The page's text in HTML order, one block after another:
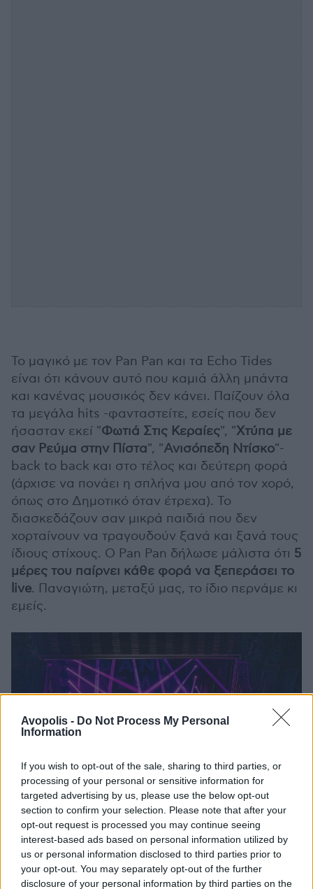
Avopolis - Do Not Process My Personal
Information
If you wish to opt-out of the sale, sharing to third parties, or
processing of your personal or sensitive information for
targeted advertising by us, please use the below opt-out
section to confirm your selection. Please note that after your
opt-out request is processed you may continue seeing
interest-based ads based on personal information utilized by
us or personal information disclosed to third parties prior to
your opt-out. You may separately opt-out of the further
disclosure of your personal information by third parties on the
Το μαγικό με τον Pan Pan και τα Echo Tides
είναι ότι κάνουν αυτό που καμιά άλλη μπάντα
και κανένας μουσικός δεν κάνει. Παίζουν όλα
τα μεγάλα hits -φανταστείτε, εσείς που δεν
ήσασταν εκεί "Φωτιά Στις Κεραίες", "Χτύπα με
σαν Ρεύμα στην Πίστα", "Ανισόπεδη Ντίσκο"-
back to back και στο τέλος και δεύτερη φορά
(άρχισε να πονάει η σπλήνα μου από τον χορό,
όπως στο Δημοτικό όταν έτρεχα). Το
διασκεδάζουν σαν μικρά παιδιά που δεν
χορταίνουν να τραγουδούν ξανά και ξανά τους
ίδιους στίχους. Ο Pan Pan δήλωσε μάλιστα ότι 5
μέρες του παίρνει κάθε φορά να ξεπεράσει το
live. Παναγιώτη, μεταξύ μας, το ίδιο περνάμε κι
εμείς.
Απολαυστικό κλείσιμο βραδιάς με όλα τα
κορίτσια στη σκηνή να ερμηνεύουν μαζί με τον